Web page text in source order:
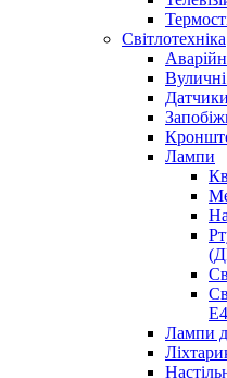
Світлотехніка
Лампи
Лампи